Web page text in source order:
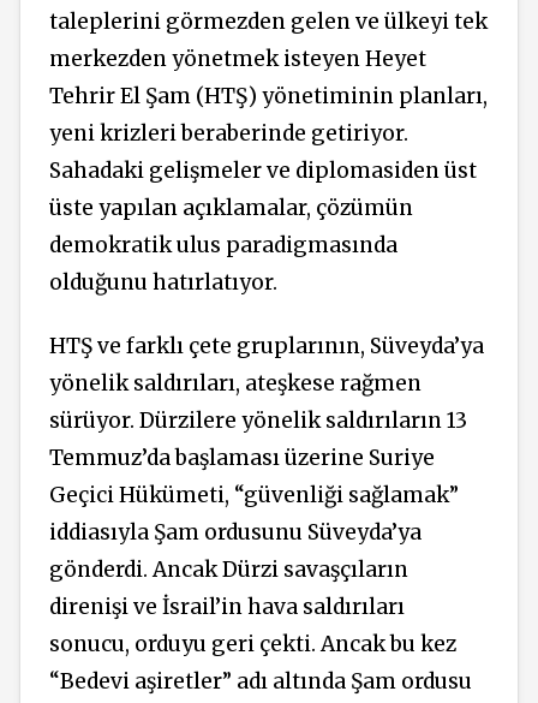
taleplerini görmezden gelen ve ülkeyi tek
merkezden yönetmek isteyen Heyet
Tehrir El Şam (HTŞ) yönetiminin planları,
yeni krizleri beraberinde getiriyor.
Sahadaki gelişmeler ve diplomasiden üst
üste yapılan açıklamalar, çözümün
demokratik ulus paradigmasında
olduğunu hatırlatıyor.
HTŞ ve farklı çete gruplarının, Süveyda’ya
yönelik saldırıları, ateşkese rağmen
sürüyor. Dürzilere yönelik saldırıların 13
Temmuz’da başlaması üzerine Suriye
Geçici Hükümeti, “güvenliği sağlamak”
iddiasıyla Şam ordusunu Süveyda’ya
gönderdi. Ancak Dürzi savaşçıların
direnişi ve İsrail’in hava saldırıları
sonucu, orduyu geri çekti. Ancak bu kez
“Bedevi aşiretler” adı altında Şam ordusu